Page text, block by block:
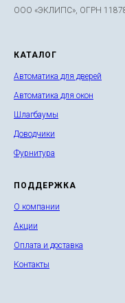
ООО «ЭКЛИПС», ОГРН
КАТАЛОГ
Автоматика для дверей
Автоматика для окон
Шлагбаумы
Доводчики
Фурнитура
ПОДДЕРЖКА
О компании
Акции
Оплата и доставка
Контакты